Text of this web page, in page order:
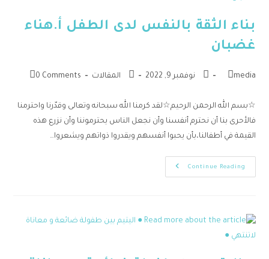
بناء الثقة بالنفس لدى الطفل أ.هناء
غضبان
media نوفمبر 9, 2022 المقالات 0 Comments
☆بسم الله الرحمن الرحيم☆لقد كرمنا الله سبحانه وتعالى وقدّرنا واحترمنا
فالأحرى بنا أن نحترم أنفسنا وأن نجعل الناس يحترموننا وأن نزرع هذه
القيمة في أطفالنا،بأن يحبوا أنفسهم ويقدروا ذواتهم ويشعروا…
Continue Reading